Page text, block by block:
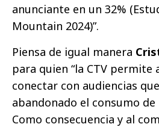
anunciante en un 32%
Mountain 2024)”.
Piensa de igual manera
para quien “la CTV permite
conectar con audiencias
abandonado el consumo
Como consecuencia y al